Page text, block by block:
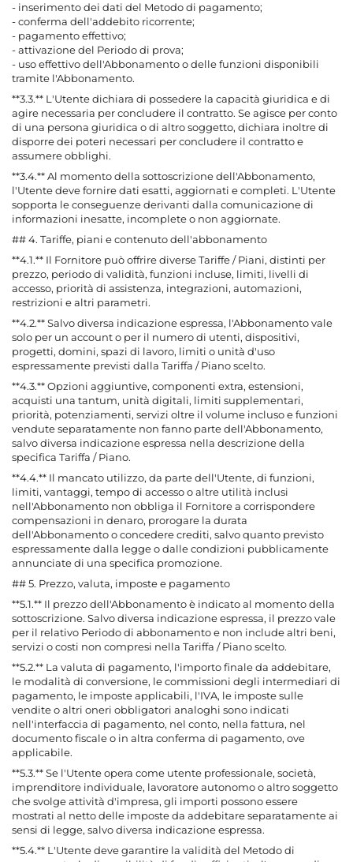
- inserimento dei dati del Metodo di pagamento;
- conferma dell'addebito ricorrente;
- pagamento effettivo;
- attivazione del Periodo di prova;
- uso effettivo dell'Abbonamento o delle funzioni disponibili
tramite l'Abbonamento.
**3.3.** L'Utente dichiara di possedere la capacità giuridica e di
agire necessaria per concludere il contratto. Se agisce per conto
di una persona giuridica o di altro soggetto, dichiara inoltre di
disporre dei poteri necessari per concludere il contratto e
assumere obblighi.
**3.4.** Al momento della sottoscrizione dell'Abbonamento,
l'Utente deve fornire dati esatti, aggiornati e completi. L'Utente
sopporta le conseguenze derivanti dalla comunicazione di
informazioni inesatte, incomplete o non aggiornate.
## 4. Tariffe, piani e contenuto dell'abbonamento
**4.1.** Il Fornitore può offrire diverse Tariffe / Piani, distinti per
prezzo, periodo di validità, funzioni incluse, limiti, livelli di
accesso, priorità di assistenza, integrazioni, automazioni,
restrizioni e altri parametri.
**4.2.** Salvo diversa indicazione espressa, l'Abbonamento vale
solo per un account o per il numero di utenti, dispositivi,
progetti, domini, spazi di lavoro, limiti o unità d'uso
espressamente previsti dalla Tariffa / Piano scelto.
**4.3.** Opzioni aggiuntive, componenti extra, estensioni,
acquisti una tantum, unità digitali, limiti supplementari,
priorità, potenziamenti, servizi oltre il volume incluso e funzioni
vendute separatamente non fanno parte dell'Abbonamento,
salvo diversa indicazione espressa nella descrizione della
specifica Tariffa / Piano.
**4.4.** Il mancato utilizzo, da parte dell'Utente, di funzioni,
limiti, vantaggi, tempo di accesso o altre utilità inclusi
nell'Abbonamento non obbliga il Fornitore a corrispondere
compensazioni in denaro, prorogare la durata
dell'Abbonamento o concedere crediti, salvo quanto previsto
espressamente dalla legge o dalle condizioni pubblicamente
annunciate di una specifica promozione.
## 5. Prezzo, valuta, imposte e pagamento
**5.1.** Il prezzo dell'Abbonamento è indicato al momento della
sottoscrizione. Salvo diversa indicazione espressa, il prezzo vale
per il relativo Periodo di abbonamento e non include altri beni,
servizi o costi non compresi nella Tariffa / Piano scelto.
**5.2.** La valuta di pagamento, l'importo finale da addebitare,
le modalità di conversione, le commissioni degli intermediari di
pagamento, le imposte applicabili, l'IVA, le imposte sulle
vendite o altri oneri obbligatori analoghi sono indicati
nell'interfaccia di pagamento, nel conto, nella fattura, nel
documento fiscale o in altra conferma di pagamento, ove
applicabile.
**5.3.** Se l'Utente opera come utente professionale, società,
imprenditore individuale, lavoratore autonomo o altro soggetto
che svolge attività d'impresa, gli importi possono essere
mostrati al netto delle imposte da addebitare separatamente ai
sensi di legge, salvo diversa indicazione espressa.
**5.4.** L'Utente deve garantire la validità del Metodo di